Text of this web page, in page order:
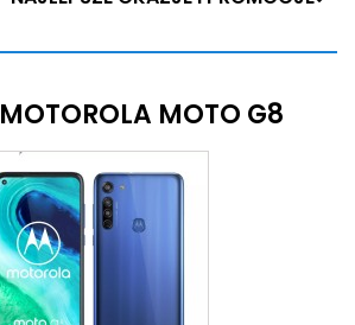
MOTO G8